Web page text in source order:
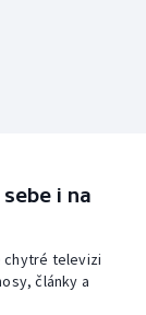
i na
chytré televizi
články a